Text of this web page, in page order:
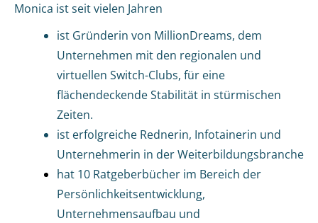
Monica ist seit vielen Jahren
ist Gründerin von MillionDreams, dem
Unternehmen mit den regionalen und
virtuellen Switch-Clubs, für eine
flächendeckende Stabilität in stürmischen
Zeiten.
ist erfolgreiche Rednerin, Infotainerin und
Unternehmerin in der Weiterbildungsbranche
hat 10 Ratgeberbücher im Bereich der
Persönlichkeitsentwicklung,
Unternehmensaufbau und